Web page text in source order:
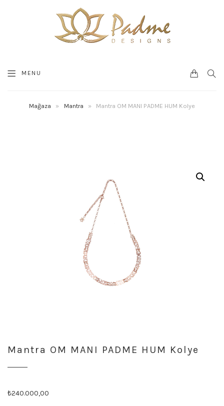
MENU
Mağaza » Mantra » Mantra OM MANI PADME HUM Kolye
Mantra OM MANI PADME HUM Kolye
Orijinal
₺240.000,00